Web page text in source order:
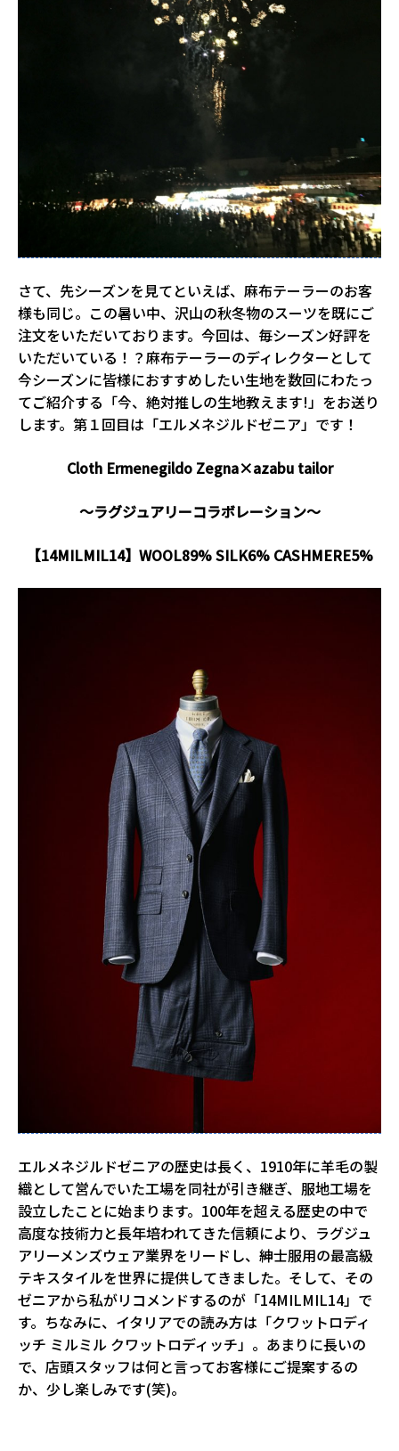
さて、先シーズンを見てといえば、麻布テーラーのお客
様も同じ。この暑い中、沢山の秋冬物のスーツを既にご
注文をいただいております。今回は、毎シーズン好評を
いただいている！？麻布テーラーのディレクターとして
今シーズンに皆様におすすめしたい生地を数回にわたっ
てご紹介する「今、絶対推しの生地教えます!」をお送り
します。第１回目は「エルメネジルドゼニア」です！
Cloth Ermenegildo Zegna×azabu tailor
～ラグジュアリーコラボレーション～
【14MILMIL14】WOOL89% SILK6% CASHMERE5%
エルメネジルドゼニアの歴史は長く、1910年に羊毛の製
織として営んでいた工場を同社が引き継ぎ、服地工場を
設立したことに始まります。100年を超える歴史の中で
高度な技術力と長年培われてきた信頼により、ラグジュ
アリーメンズウェア業界をリードし、紳士服用の最高級
テキスタイルを世界に提供してきました。そして、その
ゼニアから私がリコメンドするのが「14MILMIL14」で
す。ちなみに、イタリアでの読み方は「クワットロディ
ッチ ミルミル クワットロディッチ」。あまりに長いの
で、店頭スタッフは何と言ってお客様にご提案するの
か、少し楽しみです(笑)。